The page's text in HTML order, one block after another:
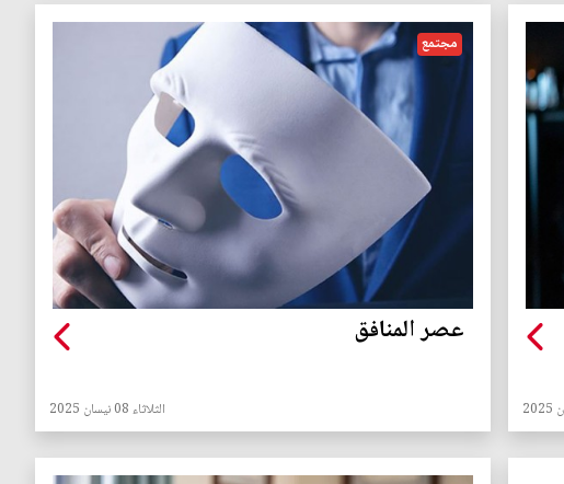
مجتمع
عصر المنافق
الثلاثاء 08 نيسان 2025